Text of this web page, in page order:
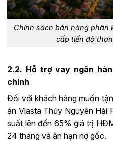
Chính sách bán hàng phân
cấp tiến độ
2.2. Hỗ trợ vay ngân
chính
Đối với khách hàng muốn
án Vlasta Thủy Nguyên Hải
suất lên đến 65% giá trị
24 tháng và ân hạn nợ gốc.